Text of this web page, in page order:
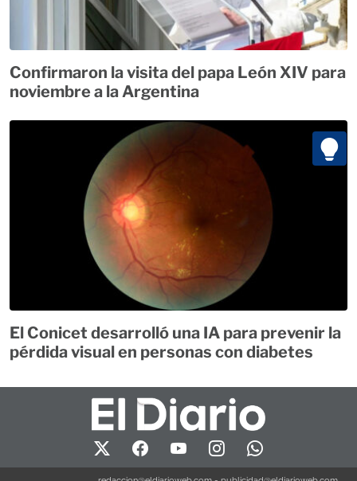
Confirmaron la visita del papa León XIV para
noviembre a la Argentina
El Conicet desarrolló una IA para prevenir la
pérdida visual en personas con diabetes